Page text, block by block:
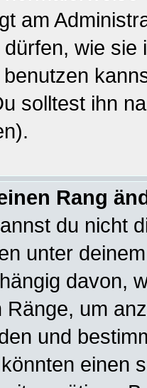
am
wie
solltest ihn
Rang
du nicht
unter
davon,
Ränge, um
und
einen